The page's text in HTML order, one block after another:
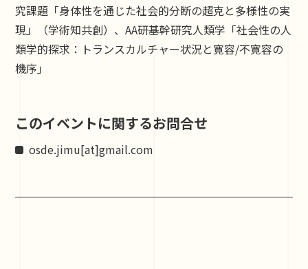
究課題「身体性を通じた社会的分断の超克と多様性の実
現」（学術知共創）、AA研基幹研究人類学「社会性の人
類学的探求：トランスカルチャー状況と寛容/不寛容の
機序」
このイベントに関するお問合せ
osde.jimu[at]gmail.com